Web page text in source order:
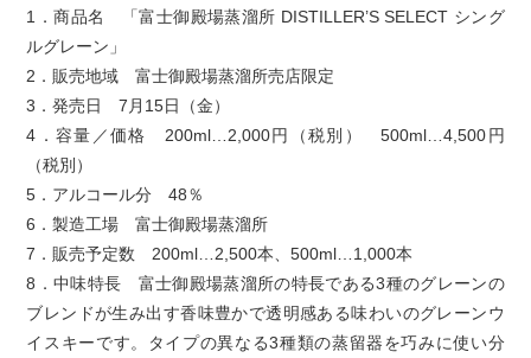
1．商品名 「富士御殿場蒸溜所 DISTILLER’S SELECT シング
ルグレーン」
2．販売地域 富士御殿場蒸溜所売店限定
3．発売日 7月15日（金）
4．容量／価格 200ml…2,000円（税別） 500ml…4,500円
（税別）
5．アルコール分 48％
6．製造工場 富士御殿場蒸溜所
7．販売予定数 200ml…2,500本、500ml…1,000本
8．中味特長 富士御殿場蒸溜所の特長である3種のグレーンの
ブレンドが生み出す香味豊かで透明感ある味わいのグレーンウ
イスキーです。タイプの異なる3種類の蒸留器を巧みに使い分